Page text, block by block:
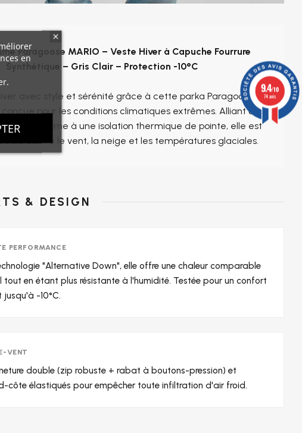
Paragoose MARIO – Veste Hiver à Capuche Fourrure
Synthétique – Gris Clair – Protection -10°C
avec style et sérénité grâce à cette parka Paragoose ,
conçue pour les conditions climatiques extrêmes. Alliant une
moderne à une isolation thermique de pointe, elle est
contre le vent, la neige et les températures glaciales.
& DESIGN
PERFORMANCE
"Alternative Down", elle offre une chaleur comparable
tout en étant plus résistante à l'humidité. Testée pour un confort
-10°C.
VENT
double (zip robuste + rabat à boutons-pression) et
côte élastiqués pour empêcher toute infiltration d'air froid.
en
9.4/10
74 avis